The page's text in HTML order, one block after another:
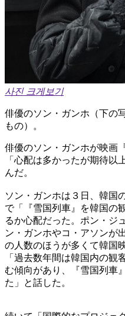
사진 크게보기
俳優のソン・ガンホ（下の
もの）。
俳優のソン・ガンホが映画
「心配は多かったが期待以
んだ。
ソン・ガンホは３日、韓国
で「『雪国列車』を韓国の
るか心配だった。ポン・ジ
ン・ガンホやコ・アソンが
の人数のほうが多くて韓国
「過去数年間は韓国内の観
む傾向があり、『雪国列車
た」と話した。